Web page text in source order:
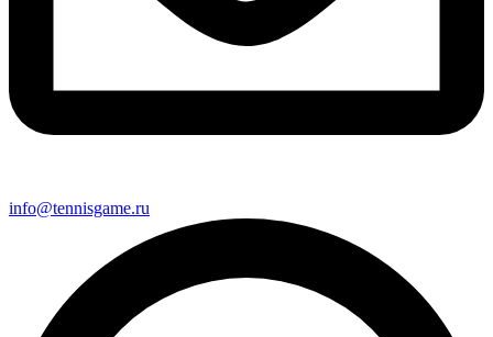
info@tennisgame.ru